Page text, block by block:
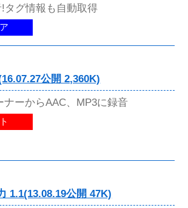
タグ情報も自動取得
公開 2,360K)
ナーからAAC、MP3に録音
1.1(13.08.19公開 47K)